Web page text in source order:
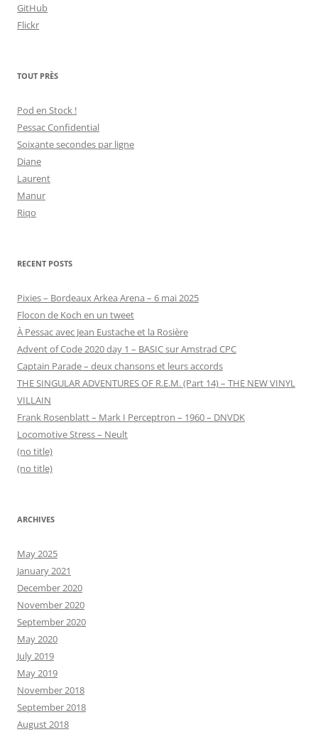
GitHub
Flickr
TOUT PRÈS
Pod en Stock !
Pessac Confidential
Soixante secondes par ligne
Diane
Laurent
Manur
Riqo
RECENT POSTS
Pixies – Bordeaux Arkea Arena – 6 mai 2025
Flocon de Koch en un tweet
À Pessac avec Jean Eustache et la Rosière
Advent of Code 2020 day 1 – BASIC sur Amstrad CPC
Captain Parade – deux chansons et leurs accords
THE SINGULAR ADVENTURES OF R.E.M. (Part 14) – THE NEW VINYL
VILLAIN
Frank Rosenblatt – Mark I Perceptron – 1960 – DNVDK
Locomotive Stress – Neult
(no title)
(no title)
ARCHIVES
May 2025
January 2021
December 2020
November 2020
September 2020
May 2020
July 2019
May 2019
November 2018
September 2018
August 2018